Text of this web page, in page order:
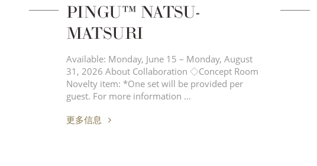
PINGU™ NATSU-
MATSURI
Available: Monday, June 15 – Monday, August
31, 2026 About Collaboration ◇Concept Room
Novelty item: *One set will be provided per
guest. For more information …
更多信息